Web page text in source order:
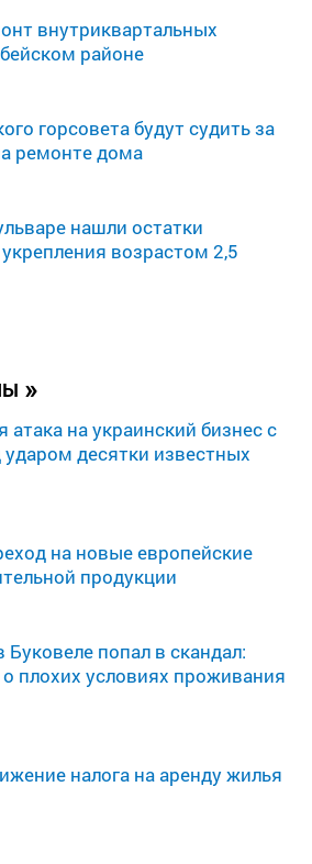
внутриквартальных
районе
горсовета будут судить за
ремонте дома
нашли остатки
возрастом 2,5
»
на украинский бизнес с
десятки известных
на новые европейские
продукции
Буковеле попал в скандал:
плохих условиях проживания
налога на аренду жилья